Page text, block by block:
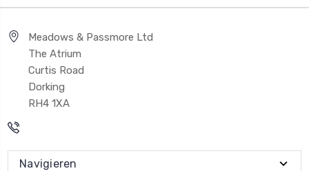
Meadows & Passmore Ltd
The Atrium
Curtis Road
Dorking
RH4 1XA
Navigieren